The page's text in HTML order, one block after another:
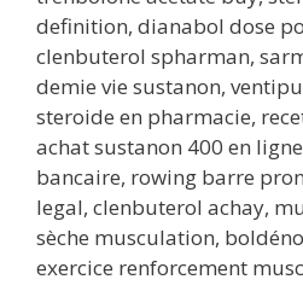
definition, dianabol dose
clenbuterol spharman,
demie vie sustanon,
steroide en pharmacie,
achat sustanon 400 en
bancaire, rowing barre
legal, clenbuterol achay,
sèche musculation,
exercice renforcement